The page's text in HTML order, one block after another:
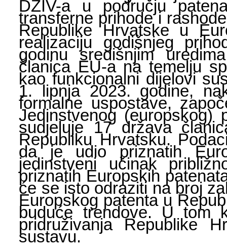
DZIV-a u području
transferne prihode i
Republike Hrvatske u
realizaciju godišnjeg
godinu središnjim
članica EU-a na temelju
kao funkcionalni dijelovi
1. lipnja 2023. godine,
formalne uspostave,
Jedinstvenog (europskog)
sudjeluje 17 država
Republiku Hrvatsku.
da je udio priznatih
jedinstveni učinak
priznatih Europskih
će se isto odraziti na broj
Europskog patenta u
buduće trendove. U tom
pridruživanja Republike
sustavu.